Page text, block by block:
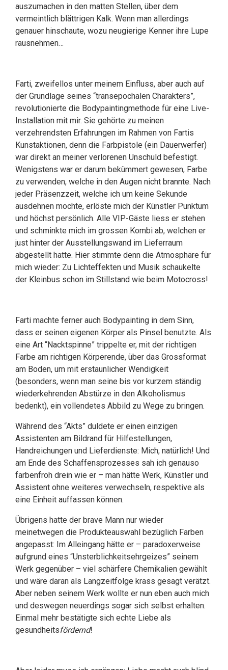
auszumachen in den matten Stellen, über dem
vermeintlich blättrigen Kalk. Wenn man allerdings
genauer hinschaute, wozu neugierige Kenner ihre Lupe
rausnehmen…
Farti, zweifellos unter meinem Einfluss, aber auch auf
der Grundlage seines “transepochalen Charakters”,
revolutionierte die Bodypaintingmethode für eine Live-
Installation mit mir. Sie gehörte zu meinen
verzehrendsten Erfahrungen im Rahmen von Fartis
Kunstaktionen, denn die Farbpistole (ein Dauerwerfer)
war direkt an meiner verlorenen Unschuld befestigt.
Wenigstens war er darum bekümmert gewesen, Farbe
zu verwenden, welche in den Augen nicht brannte. Nach
jeder Präsenzzeit, welche ich um keine Sekunde
ausdehnen mochte, erlöste mich der Künstler Punktum
und höchst persönlich. Alle VIP-Gäste liess er stehen
und schminkte mich im grossen Kombi ab, welchen er
just hinter der Ausstellungswand im Lieferraum
abgestellt hatte. Hier stimmte denn die Atmosphäre für
mich wieder: Zu Lichteffekten und Musik schaukelte
der Kleinbus schon im Stillstand wie beim Motocross!
Farti machte ferner auch Bodypainting in dem Sinn,
dass er seinen eigenen Körper als Pinsel benutzte. Als
eine Art “Nacktspinne” trippelte er, mit der richtigen
Farbe am richtigen Körperende, über das Grossformat
am Boden, um mit erstaunlicher Wendigkeit
(besonders, wenn man seine bis vor kurzem ständig
wiederkehrenden Abstürze in den Alkoholismus
bedenkt), ein vollendetes Abbild zu Wege zu bringen.
Während des “Akts” duldete er einen einzigen
Assistenten am Bildrand für Hilfestellungen,
Handreichungen und Lieferdienste: Mich, natürlich! Und
am Ende des Schaffensprozesses sah ich genauso
farbenfroh drein wie er – man hätte Werk, Künstler und
Assistent ohne weiteres verwechseln, respektive als
eine Einheit auffassen können.
Übrigens hatte der brave Mann nur wieder
meinetwegen die Produkteauswahl bezüglich Farben
angepasst: Im Alleingang hätte er – paradoxerweise
aufgrund eines “Unsterblichkeitsehrgeizes” seinem
Werk gegenüber – viel schärfere Chemikalien gewählt
und wäre daran als Langzeitfolge krass gesagt verätzt.
Aber neben seinem Werk wollte er nun eben auch mich
und deswegen neuerdings sogar sich selbst erhalten.
Einmal mehr bestätigte sich echte Liebe als
gesundheitsfördernd!